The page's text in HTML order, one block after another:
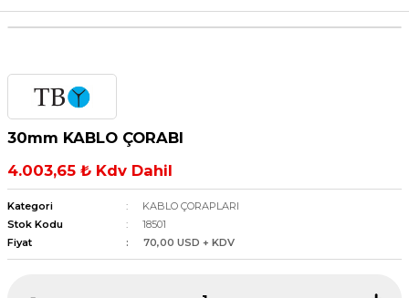
FANLAR
FANLAR
30mm KABLO ÇORABI
4.003,65 ₺ Kdv Dahil
Kategori
KABLO ÇORAPLARI
Stok Kodu
18501
Fiyat
70,00 USD + KDV